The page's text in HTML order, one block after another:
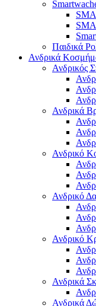
Παιδικά
Ανδρικά
Ανδρικός
Ανδρικά
Ανδρικό
Ανδρικό
Ανδρικό
Ανδρικά
Ανδρικά